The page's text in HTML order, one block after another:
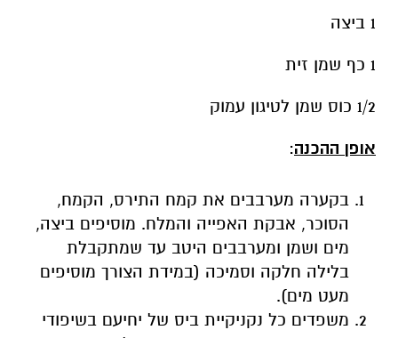
1/2 כוס שמן לטיגון עמוק
אופן ההכנה:
בקערה מערבבים את קמח התירס, הקמח,
מים ושמן ומערבבים היטב עד שמתקבלת
מעט מים).
משפדים כל נקניקיית ביס של יחיעם בשיפודי
עץ קצרים או קיסמים. מניחים על נייר סופג
כדי לייבש מעט לפני הטבילה בבלילה.
מחממים שמן עמוק בסיר קטן וטובלים כל
נקניקייה בבלילה. מטגנים למשך 2-3 דקות עד